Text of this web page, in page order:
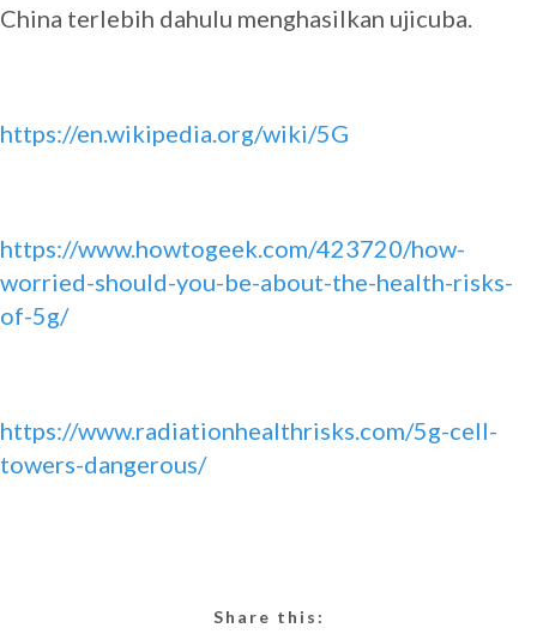
China terlebih dahulu menghasilkan ujicuba.
https://en.wikipedia.org/wiki/5G
https://www.howtogeek.com/423720/how-
worried-should-you-be-about-the-health-risks-
of-5g/
https://www.radiationhealthrisks.com/5g-cell-
towers-dangerous/
Share this: